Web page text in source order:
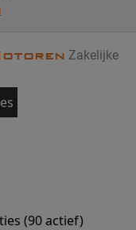
Zakelijke
(90 actief)